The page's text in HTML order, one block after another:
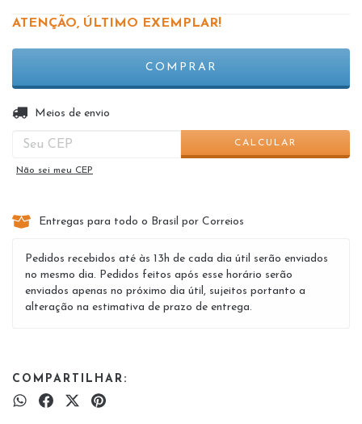
ATENÇÃO, ÚLTIMO EXEMPLAR!
Entregas para o CEP:
Meios de envio
CALCULAR
Não sei meu CEP
Entregas para todo o Brasil por Correios
Pedidos recebidos até às 13h de cada dia útil serão enviados
no mesmo dia. Pedidos feitos após esse horário serão
enviados apenas no próximo dia útil, sujeitos portanto a
alteração na estimativa de prazo de entrega.
COMPARTILHAR: